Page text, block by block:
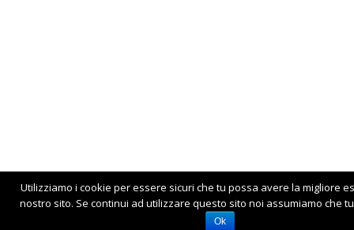
Utilizziamo i cookie per essere sicuri che tu possa avere la migliore
nostro sito. Se continui ad utilizzare questo sito noi assumiamo che
Ok